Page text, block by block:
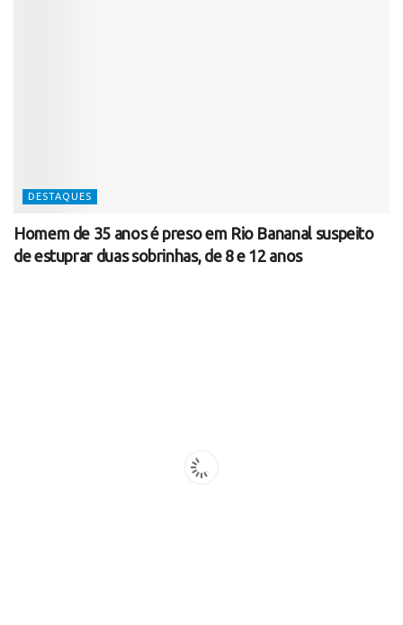
DESTAQUES
Homem de 35 anos é preso em Rio Bananal suspeito
de estuprar duas sobrinhas, de 8 e 12 anos